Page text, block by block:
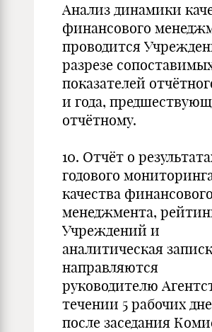
Анализ динамики
финансового
проводится
разрезе
показателей
и года,
отчётному.
10. Отчёт о
годового
качества финансового
менеджмента,
Учреждений и
аналитическая
направляются
руководителю
течении 5 рабочих
после заседания